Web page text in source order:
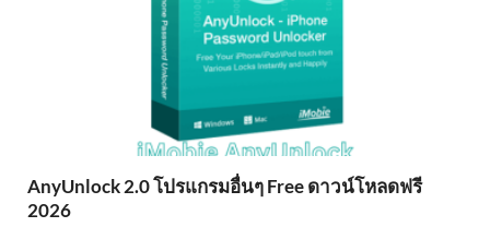
AnyUnlock 2.0 โปรแกรมอื่นๆ Free ดาวน์โหลดฟรี
2026